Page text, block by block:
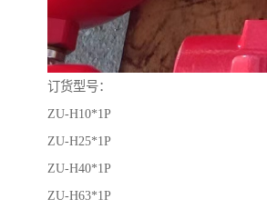
订货型号：
ZU-H10*1P
ZU-H25*1P
ZU-H40*1P
ZU-H63*1P